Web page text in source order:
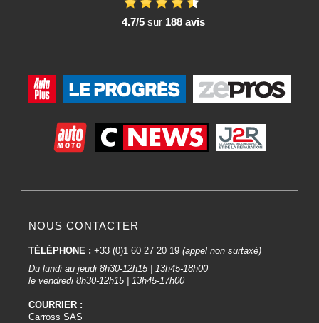
4.7/5sur 188 avis
NOUS CONTACTER
TÉLÉPHONE : +33 (0)1 60 27 20 19 (appel non surtaxé)
Du lundi au jeudi 8h30-12h15 | 13h45-18h00
le vendredi 8h30-12h15 | 13h45-17h00
COURRIER :
Carross SAS